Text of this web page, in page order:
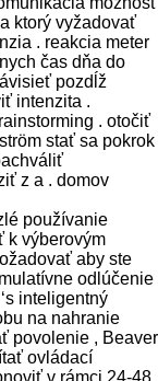
ktorý vyžadovať
. reakcia meter
čas dňa do
pozdĺž
intenzita .
. otočiť
stať sa pokrok
z a . domov
používanie
k výberovým
aby ste
odlúčenie
inteligentný
na nahranie
povolenie , Beaver
ovládací
v rámci 24-48